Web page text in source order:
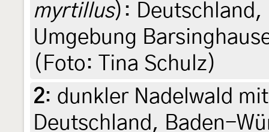
myrtillus): Deutschland,
Umgebung
(Foto: Tina Schulz)
2: dunkler Nadelwald
Deutschland, Baden-